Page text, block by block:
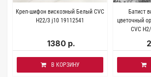
Креп-шифон вискозный Белый CVC
H22/3 j10 19112541
1380 р.
В КОРЗИНУ
Батист
цветочный
CVC